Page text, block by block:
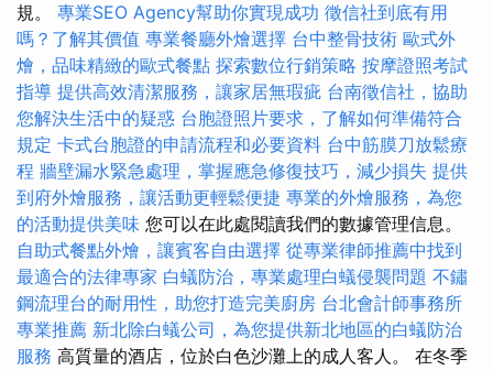
規。 專業SEO Agency幫助你實現成功 徵信社到底有用
嗎？了解其價值 專業餐廳外燴選擇 台中整骨技術 歐式外
燴，品味精緻的歐式餐點 探索數位行銷策略 按摩證照考試
指導 提供高效清潔服務，讓家居無瑕疵 台南徵信社，協助
您解決生活中的疑惑 台胞證照片要求，了解如何準備符合
規定 卡式台胞證的申請流程和必要資料 台中筋膜刀放鬆療
程 牆壁漏水緊急處理，掌握應急修復技巧，減少損失 提供
到府外燴服務，讓活動更輕鬆便捷 專業的外燴服務，為您
的活動提供美味 您可以在此處閱讀我們的數據管理信息。
自助式餐點外燴，讓賓客自由選擇 從專業律師推薦中找到
最適合的法律專家 白蟻防治，專業處理白蟻侵襲問題 不鏽
鋼流理台的耐用性，助您打造完美廚房 台北會計師事務所
專業推薦 新北除白蟻公司，為您提供新北地區的白蟻防治
服務 高質量的酒店，位於白色沙灘上的成人客人。 在冬季